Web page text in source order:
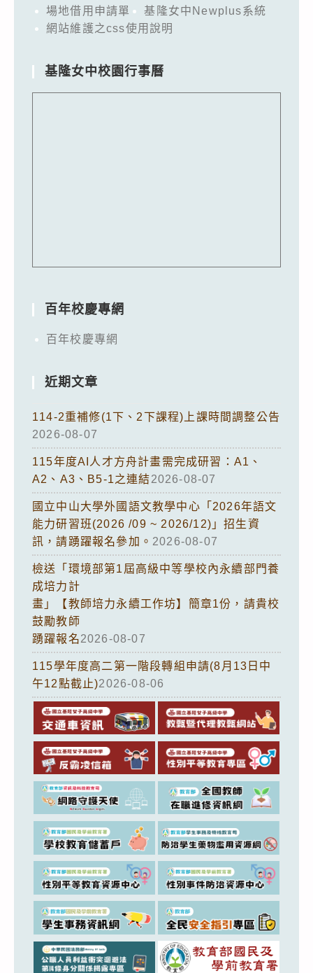
場地借用申請單
基隆女中Newplus系統
網站維護之css使用說明
基隆女中校園行事曆
百年校慶專網
百年校慶專網
近期文章
114-2重補修(1下、2下課程)上課時間調整公告
2026-08-07
115年度AI人才方舟計畫需完成研習：A1、
A2、A3、B5-1之連結2026-08-07
國立中山大學外國語文教學中心「2026年語文
能力研習班(2026 /09 ~ 2026/12)」招生資
訊，請踴躍報名參加。 2026-08-07
檢送「環境部第1屆高級中等學校內永續部門養
成培力計
畫」【教師培力永續工作坊】簡章1份，請貴校
鼓勵教師
踴躍報名2026-08-07
115學年度高二第一階段轉組申請(8月13日中
午12點截止)2026-08-06